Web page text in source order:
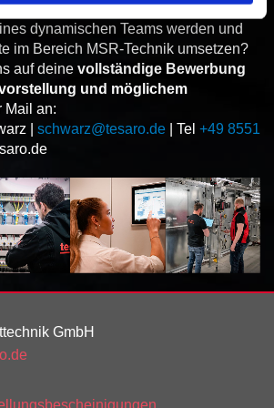
dynamischen Teams werden und
im Bereich MSR-Technik umsetzen?
auf deine vollständige Bewerbung
und möglichem
Mail an:
| schwarz@tesaro.de | Tel +49 8551
GmbH